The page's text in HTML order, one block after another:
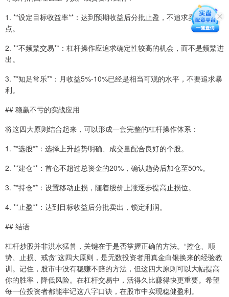
1. **设定目标收益率**：达到预期收益后分批止盈，不追求卖在最高
点。
2. **不频繁交易**：杠杆操作应追求确定性较高的机会，而不是频繁进
出。
3. **知足常乐**：月收益5%-10%已经是相当可观的水平，不要追求暴
利。
## 稳赢不亏的实战应用
将这四大原则结合起来，可以形成一套完整的杠杆操作体系：
1. **选股**：选择上升趋势明确、成交量配合良好的个股。
2. **建仓**：首仓不超过总资金的20%，确认趋势后加仓至50%。
3. **持仓**：设置移动止损，随着股价上涨逐步提高止损位。
4. **止盈**：达到目标收益后分批卖出，锁定利润。
## 结语
杠杆炒股并非洪水猛兽，关键在于是否掌握正确的方法。“控仓、顺
势、止损、戒贪”这四大原则，是无数投资者用真金白银换来的经验教
训。记住，股市中没有稳赚不赔的方法，但这四大原则可以大幅提高
你的胜率，降低风险。在杠杆交易中，活得久比赚得快更重要。希望
每一位投资者都能牢记这八字口诀，在股市中实现稳健盈利。